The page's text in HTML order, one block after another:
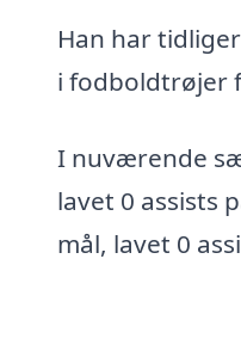
Han har
i fodboldtrøjer
I nuværende
lavet 0 assists
mål, lavet 0